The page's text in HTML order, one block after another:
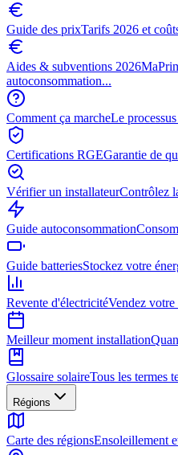
Guide des prixTarifs 2026 et
Aides & subventions 2026
autoconsommation...
Comment ça marcheLe
Certifications RGEGarantie de
Vérifier un installateurContrôlez
Guide autoconsommation
Guide batteriesStockez votre
Revente d'électricitéVendez
Meilleur moment installation
Glossaire solaireTous les termes
Régions
Carte des régionsEnsoleillement